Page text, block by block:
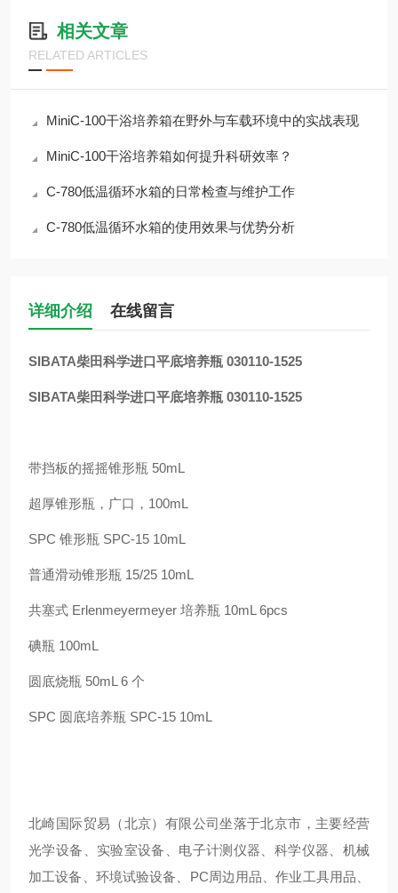
相关文章
RELATED ARTICLES
MiniC-100干浴培养箱在野外与车载环境中的实战表现
MiniC-100干浴培养箱如何提升科研效率？
C-780低温循环水箱的日常检查与维护工作
C-780低温循环水箱的使用效果与优势分析
详细介绍 在线留言
SIBATA柴田科学进口平底培养瓶 030110-1525
SIBATA柴田科学进口平底培养瓶 030110-1525
带挡板的摇摇锥形瓶 50mL
超厚锥形瓶，广口，100mL
SPC 锥形瓶 SPC-15 10mL
普通滑动锥形瓶 15/25 10mL
共塞式 Erlenmeyermeyer 培养瓶 10mL 6pcs
碘瓶 100mL
圆底烧瓶 50mL 6 个
SPC 圆底培养瓶 SPC-15 10mL
北崎国际贸易（北京）有限公司坐落于北京市，主要经营
光学设备、实验室设备、电子计测仪器、科学仪器、机械
加工设备、环境试验设备、PC周边用品、作业工具用品、